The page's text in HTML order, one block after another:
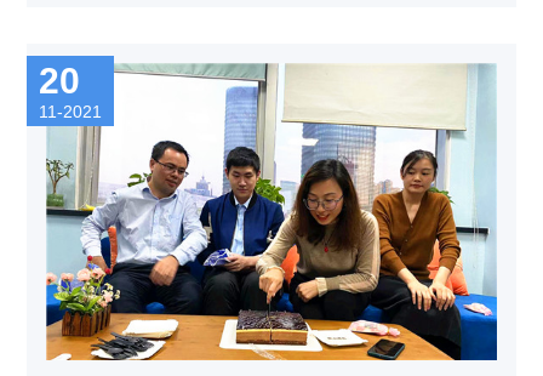
Differenzwertprojektion durchläuft, was direkt zu größeren
Messfehlern führt, was bedeutungslose Messungen
wären. In gleicher Weise ist es für andere
Präzisionsprodukte der elektronischen
Informationstechnologie erforderlich, dass wir
Widerstände mit hoher Präzision auswählen, da die
Entwicklung chinesischer Unternehmen hohe
Anforderungen stellt.
20
11-2021